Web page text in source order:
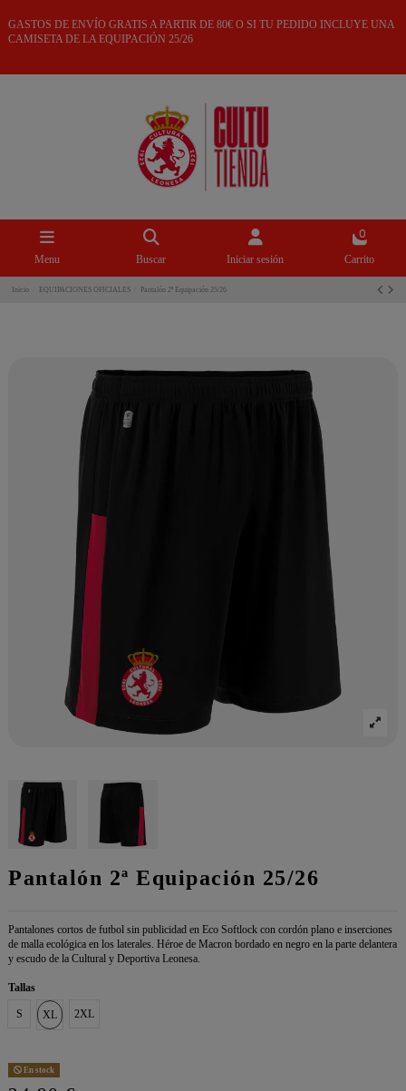
GASTOS DE ENVÍO GRATIS A PARTIR DE 80€ O SI TU PEDIDO INCLUYE UNA
CAMISETA DE LA EQUIPACIÓN 25/26
Menu Buscar Iniciar sesión
0
Carrito
Inicio EQUIPACIONES OFICIALES Pantalón 2ª Equipación 25/26
Pantalón 2ª Equipación 25/26
Pantalones cortos de futbol sin publicidad en Eco Softlock con cordón plano e inserciones
de malla ecológica en los laterales. Héroe de Macron bordado en negro en la parte delantera
y escudo de la Cultural y Deportiva Leonesa.
Tallas
S XL 2XL
En stock